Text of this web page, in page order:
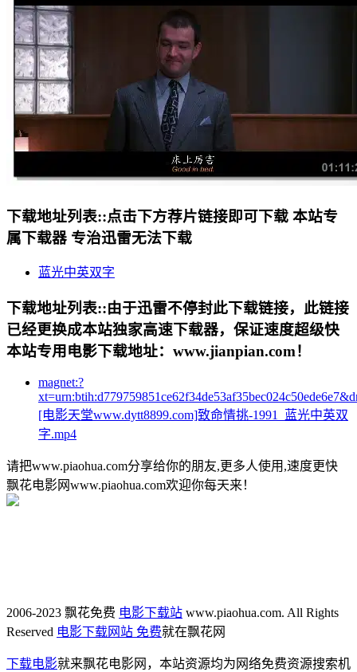
下载地址列表::点击下方荐片链接即可下载 本站专
属下载器 专治迅雷无法下载
蓝光中英双字
下载地址列表::由于迅雷不停封此下载链接，此链接
已经更换成本站独家高速下载器，保证速度超级快
本站专用电影下载地址：www.jianpian.com！
magnet:?
[电影天堂www.dytt8899.com]致命情挑-1991_蓝光中英双
字.mp4
请把www.piaohua.com分享给你的朋友,更多人使用,速度更快
飘花电影网www.piaohua.com欢迎你每天来！
2006-2023 飘花免费 电影下载站 www.piaohua.com. All Rights
Reserved 电影下载网站 免费就在飘花网
下载电影就来飘花电影网，本站资源均为网络免费资源搜索机